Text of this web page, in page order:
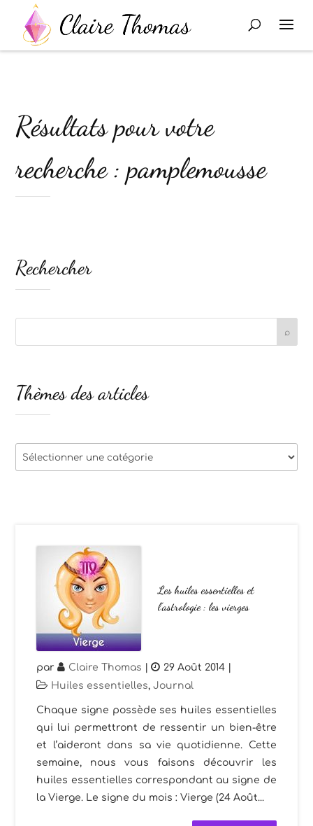
Résultats pour votre
recherche : pamplemousse
Les huiles essentielles et
l’astrologie : les vierges
par Claire Thomas | 29 Août 2014 |
Huiles essentielles,Journal
Chaque signe possède ses huiles essentielles
qui lui permettront de ressentir un bien-être
et l’aideront dans sa vie quotidienne. Cette
semaine, nous vous faisons découvrir les
huiles essentielles correspondant au signe de
la Vierge. Le signe du mois : Vierge (24 Août...
Rechercher
Thèmes des articles
Thèmes
des